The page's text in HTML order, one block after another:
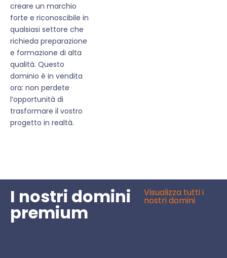
creare un marchio
forte e riconoscibile in
qualsiasi settore che
richieda preparazione
e formazione di alta
qualità. Questo
dominio è in vendita
ora: non perdete
l’opportunità di
trasformare il vostro
progetto in realtà.
I nostri domini
premium
Visualizza tutti i
nostri domini